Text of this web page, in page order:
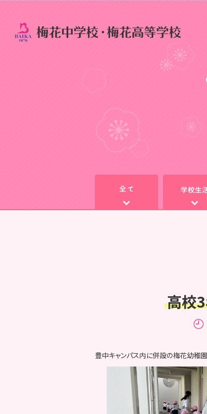
高校
豊中キャンパス内に併設の梅花幼稚